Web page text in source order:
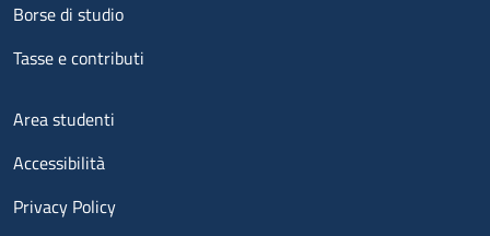
Borse di studio
Tasse e contributi
Menu footer 3
Area studenti
Accessibilità
Privacy Policy